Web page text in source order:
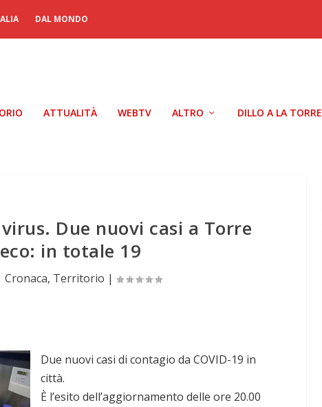
DAL MONDO
ATTUALITÀ WEBTV ALTRO DILLO A LA TORRE
Due nuovi casi a Torre
in totale 19
Cronaca, Territorio |
Due nuovi casi di contagio da COVID-19 in
città.
È l’esito dell’aggiornamento delle ore 20.00